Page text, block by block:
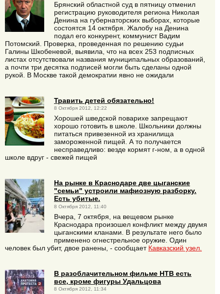
Брянский областной суд в пятницу отменил
регистрацию руководителя региона Николая
Денина на губернаторских выборах, которые
состоятся 14 октября. Жалобу на Денина
подал его конкурент, коммунист Вадим
Потомский. Проверка, проведенная по решению судьи
Галины Шкобеневой, выявила, что на всех 253 подписных
листах отсутствовали названия муниципальных образований,
а почти три десятка подписей могли быть сделаны одной
рукой. В Москве такой демократии явно не ожидали
Травить детей обязательно!
8 Октября 2012, 12:22
Хорошей шведской поварихе запрещают
хорошо готовить в школе. Школьники должны
питаться привезенной из хранилища
замороженной пищей. А то получается
несправедливо: везде кормят г-ном, а в одной
школе вдруг - свежей пищей
На рынке в Краснодаре две цыганские
"семьи" устроили мафиозную разборку.
Есть убитые.
8 Октября 2012, 11:40
Вчера, 7 октября, на вещевом рынке
Краснодара произошел конфликт между двумя
цыганскими кланами. В результате него было
применено огнестрельное оружие. Один
человек был убит, двое ранены, - сообщает Кавказский узел.
В разоблачительном фильме НТВ есть
все, кроме фигуры Удальцова
8 Октября 2012, 11:34